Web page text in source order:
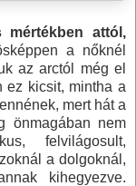
attól,
a nőknél
az arctól még el
ez kicsit, mintha a
mert hát a
önmagában nem
felvilágosult,
a dolgoknál,
kihegyezve.